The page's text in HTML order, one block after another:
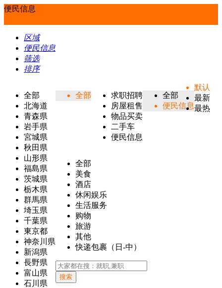
便民信息
区域
便民信息
筛选
排序
全部
北海道
青森県
岩手県
宮城県
秋田県
山形県
福島県
茨城県
栃木県
群馬県
埼玉県
千葉県
東京都
神奈川県
新潟県
長野県
富山県
石川県
全部
求职招聘
房屋租售
物品买卖
二手车
便民信息
全部
便民信息
全部
美食
酒店
休闲娱乐
生活服务
购物
旅游
其他
快递包裹（日-中）
默认
最新
最热
搜索